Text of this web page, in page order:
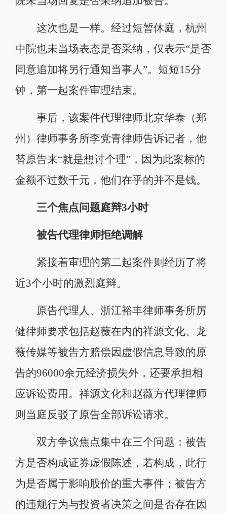
这次也是一样。经过短暂休庭，杭州
中院也未当场表态是否采纳，仅表示“是否
同意追加将另行通知当事人”。短短15分
钟，第一起案件审理结束。
事后，该案件代理律师北京华泰（郑
州）律师事务所李党青律师告诉记者，他
替原告来“就是想讨个理”，因为此案标的
金额不过数千元，他们在乎的并不是钱。
三个焦点问题庭辩3小时
被告代理律师拒绝调解
紧接着审理的第二起案件则经历了将
近3个小时的激烈庭辩。
原告代理人、浙江裕丰律师事务所厉
健律师要求包括赵薇在内的祥源文化、龙
薇传媒等被告方赔偿因虚假信息导致的原
告的96000余元经济损失外，还要承担相
应诉讼费用。祥源文化和赵薇方代理律师
则当庭反驳了原告全部诉讼请求。
双方争议焦点集中在三个问题：被告
方是否构成证券虚假陈述，若构成，此行
为是否属于影响股价的重大事件；被告方
的违规行为与投资者决策之间是否存在因